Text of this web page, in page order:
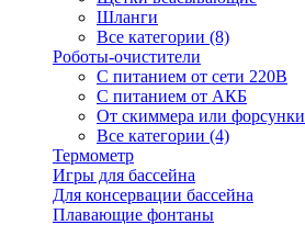
Шланги
Все категории (8)
Роботы-очистители
С питанием от сети 220В
С питанием от АКБ
От скиммера или форсунки
Все категории (4)
Термометр
Игры для бассейна
Для консервации бассейна
Плавающие фонтаны